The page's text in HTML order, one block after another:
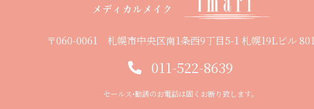
〒060-0061 札幌市中央区南1条西9丁目5-1 札幌19Lビル 801
011-522-8639
セールス•勧誘のお電話は固くお断り致します。